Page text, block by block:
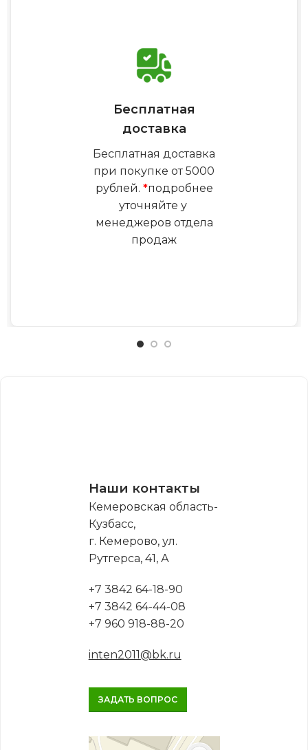
Бесплатная
доставка
Бесплатная доставка
при покупке от 5000
рублей. *подробнее
уточняйте у
менеджеров отдела
продаж
Наши контакты
Кемеровская область-
Кузбасс,
г. Кемерово, ул.
Рутгерса, 41, А
+7 3842 64-18-90
+7 3842 64-44-08
+7 960 918-88-20
inten2011@bk.ru
ЗАДАТЬ ВОПРОС